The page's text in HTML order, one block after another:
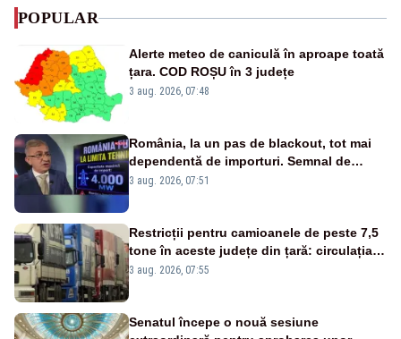
POPULAR
Alerte meteo de caniculă în aproape toată
țara. COD ROȘU în 3 județe
3 aug. 2026, 07:48
România, la un pas de blackout, tot mai
dependentă de importuri. Semnal de
alarmă tras de un expert în energie
3 aug. 2026, 07:51
Restricții pentru camioanele de peste 7,5
tone în aceste județe din țară: circulația
este interzisă luni, între orele 12:00 și
3 aug. 2026, 07:55
Senatul începe o nouă sesiune